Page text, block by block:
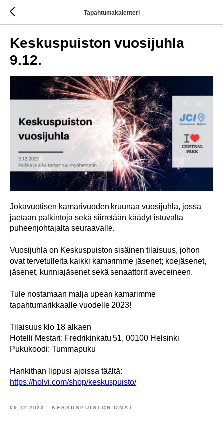
Tapahtumakalenteri
Keskuspuiston vuosijuhla
9.12.
Jokavuotisen kamarivuoden kruunaa vuosijuhla, jossa
jaetaan palkintoja sekä siirretään käädyt istuvalta
puheenjohtajalta seuraavalle.
Vuosijuhla on Keskuspuiston sisäinen tilaisuus, johon
ovat tervetulleita kaikki kamarimme jäsenet; koejäsenet,
jäsenet, kunniajäsenet sekä senaattorit aveceineen.
Tule nostamaan malja upean kamarimme
tapahtumarikkaalle vuodelle 2023!
Tilaisuus klo 18 alkaen
Hotelli Mestari: Fredrikinkatu 51, 00100 Helsinki
Pukukoodi: Tummapuku
Hankithan lippusi ajoissa täältä:
https://holvi.com/shop/keskuspuisto/
09.12.2023 KESKUSPUISTON OMAT